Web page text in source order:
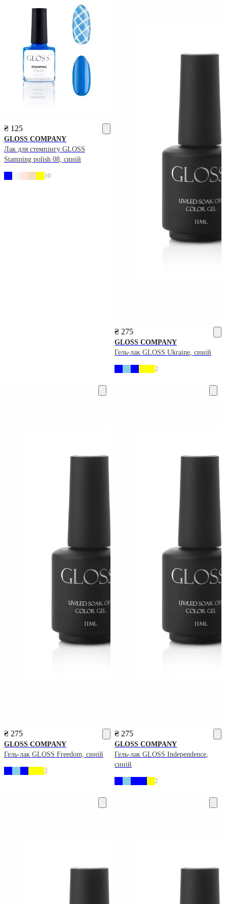
₴ 125
GLOSS COMPANY
Лак для стемпінгу GLOSS
Stamping polish 08, синій
10
₴ 275
GLOSS COMPANY
Гель-лак GLOSS Ukraine, синій
2
₴ 275
GLOSS COMPANY
Гель-лак GLOSS Freedom, синій
2
₴ 275
GLOSS COMPANY
Гель-лак GLOSS Independence,
синій
2